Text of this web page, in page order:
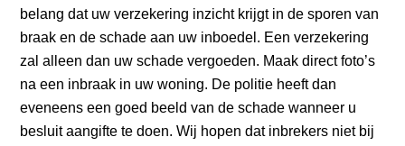
belang dat uw verzekering inzicht krijgt in de sporen van
braak en de schade aan uw inboedel. Een verzekering
zal alleen dan uw schade vergoeden. Maak direct foto’s
na een inbraak in uw woning. De politie heeft dan
eveneens een goed beeld van de schade wanneer u
besluit aangifte te doen. Wij hopen dat inbrekers niet bij